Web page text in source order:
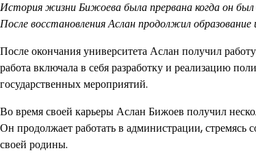
История жизни Бижоева была прервана когда он был
После восстановления Аслан продолжил
После окончания университета Аслан получил
работа включала в себя разработку и реализацию
государственных мероприятий.
Во время своей карьеры Аслан Бижоев получил
Он продолжает работать в администрации, стремясь
своей родины.